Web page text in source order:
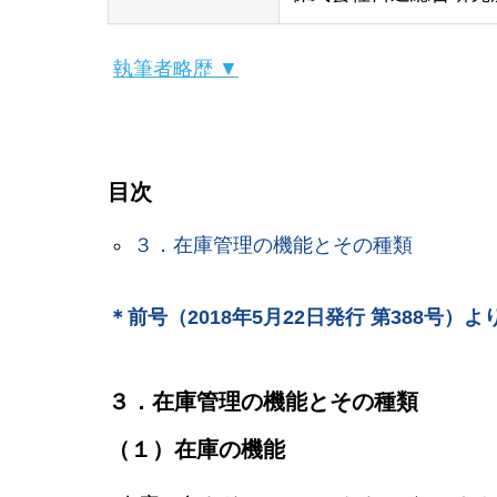
執筆者略歴 ▼
目次
３．在庫管理の機能とその種類
＊前号（2018年5月22日発行 第388号）よ
３．在庫管理の機能とその種類
（１）在庫の機能